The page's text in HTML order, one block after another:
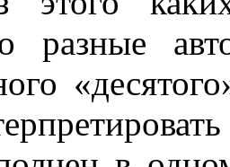
разные